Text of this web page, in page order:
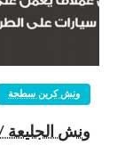
ونش كرين سطحة